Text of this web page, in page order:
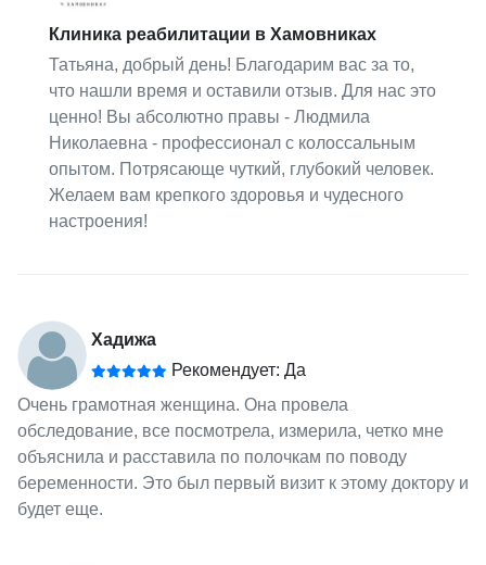
Клиника реабилитации в Хамовниках
Татьяна, добрый день! Благодарим вас за то,
что нашли время и оставили отзыв. Для нас это
ценно! Вы абсолютно правы - Людмила
Николаевна - профессионал с колоссальным
опытом. Потрясающе чуткий, глубокий человек.
Желаем вам крепкого здоровья и чудесного
настроения!
Хадижа
Рекомендует: Да
Очень грамотная женщина. Она провела
обследование, все посмотрела, измерила, четко мне
объяснила и расставила по полочкам по поводу
беременности. Это был первый визит к этому доктору и
будет еще.